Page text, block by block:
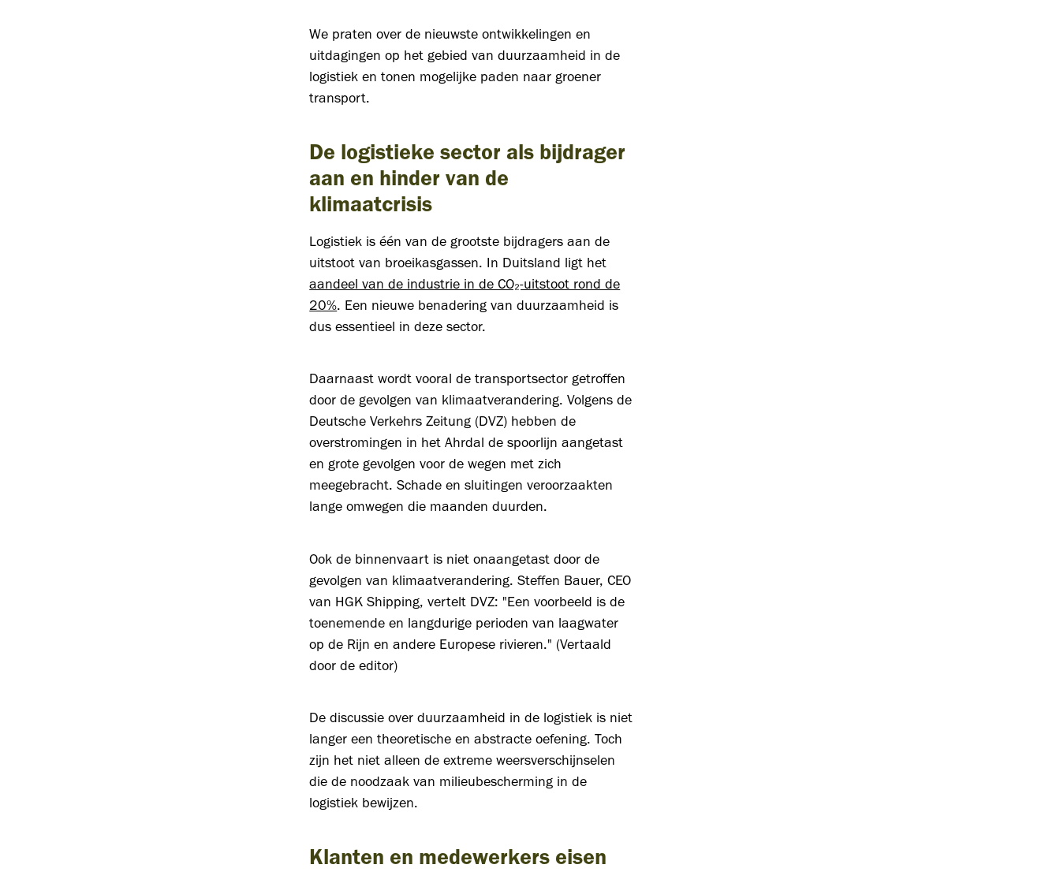
We praten over de nieuwste ontwikkelingen en
uitdagingen op het gebied van duurzaamheid in de
logistiek en tonen mogelijke paden naar groener
transport.
De logistieke sector als bijdrager
aan en hinder van de
klimaatcrisis
Logistiek is één van de grootste bijdragers aan de
uitstoot van broeikasgassen. In Duitsland ligt het
aandeel van de industrie in de CO₂-uitstoot rond de
20%. Een nieuwe benadering van duurzaamheid is
dus essentieel in deze sector.
Daarnaast wordt vooral de transportsector getroffen
door de gevolgen van klimaatverandering. Volgens de
Deutsche Verkehrs Zeitung (DVZ) hebben de
overstromingen in het Ahrdal de spoorlijn aangetast
en grote gevolgen voor de wegen met zich
meegebracht. Schade en sluitingen veroorzaakten
lange omwegen die maanden duurden.
Ook de binnenvaart is niet onaangetast door de
gevolgen van klimaatverandering. Steffen Bauer, CEO
van HGK Shipping, vertelt DVZ: "Een voorbeeld is de
toenemende en langdurige perioden van laagwater
op de Rijn en andere Europese rivieren." (Vertaald
door de editor)
De discussie over duurzaamheid in de logistiek is niet
langer een theoretische en abstracte oefening. Toch
zijn het niet alleen de extreme weersverschijnselen
die de noodzaak van milieubescherming in de
logistiek bewijzen.
Klanten en medewerkers eisen